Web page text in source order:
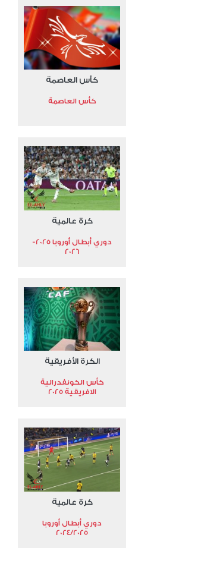
كأس العاصمة
كأس العاصمة
كرة عالمية
دوري أبطال أوروبا 2025-
2026
الكرة الأفريقية
كأس الكونفدرالية
الافريقية 2025
كرة عالمية
دوري أبطال أوروبا
2024/2025